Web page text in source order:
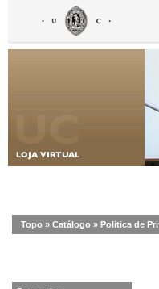
Topo » Catálogo » Politica de